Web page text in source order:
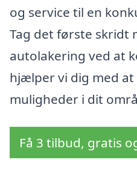
og service til en
Tag det første skridt
autolakering ved at
hjælper vi dig med
muligheder i dit
Få 3 tilbud, gratis